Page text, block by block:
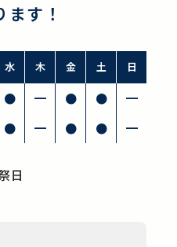
す！
水 木 金 土 日
● ━ ● ● ━
● ━ ● ● ━
日